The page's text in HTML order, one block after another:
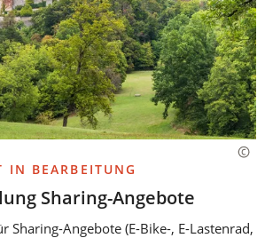
IN BEARBEITUNG
Sharing-Angebote
Sharing-Angebote (E-Bike-, E-Lastenrad,